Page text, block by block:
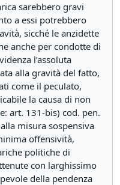
sarebbero gravi
a essi potrebbero
sicché le anzidette
anche per condotte di
l’assoluta
alla gravità del fatto,
come il peculato,
la causa di non
art. 131-bis) cod. pen.
misura sospensiva
offensività,
politiche di
con larghissimo
della pendenza